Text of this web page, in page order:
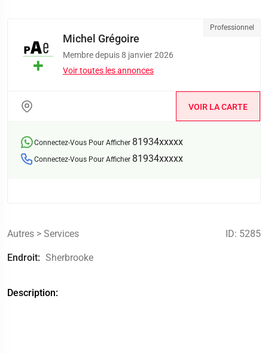
Professionnel
Michel Grégoire
Membre depuis 8 janvier 2026
Voir toutes les annonces
VOIR LA CARTE
Connectez-Vous Pour Afficher 81934xxxxx
Connectez-Vous Pour Afficher 81934xxxxx
Autres > Services ID: 5285
Endroit: Sherbrooke
Description: